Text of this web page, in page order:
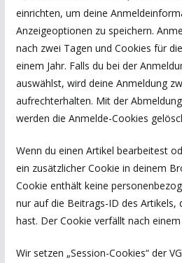
einrichten, um deine
Anzeigeoptionen zu speichern.
nach zwei Tagen und Cookies für
einem Jahr. Falls du bei der
auswählst, wird deine Anmeldung
aufrechterhalten. Mit der
werden die Anmelde-Cookies
Wenn du einen Artikel bearbeitest
ein zusätzlicher Cookie in deinem
Cookie enthält keine
nur auf die Beitrags-ID des Artikels,
hast. Der Cookie verfällt nach einem
Wir setzen „Session-Cookies“ der